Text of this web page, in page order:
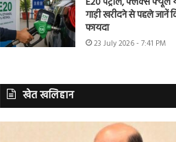
गाड़ी खरीदने से पहले जानें
फायदा
23 July 2026 - 7:41 PM
खेत खलिहान